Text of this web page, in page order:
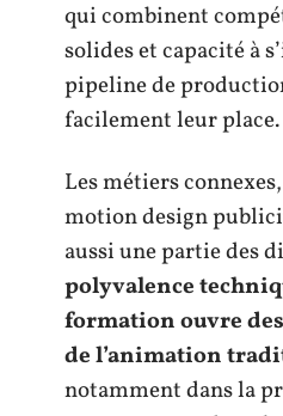
qui combinent
solides et capacité à
pipeline de
facilement leur place.
Les métiers
motion design
aussi une partie des
polyvalence
formation ouvre
de l’animation
notamment dans la